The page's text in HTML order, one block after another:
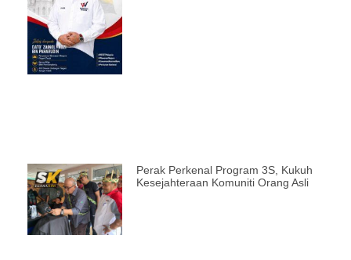
Perak Perkenal Program 3S, Kukuh
Kesejahteraan Komuniti Orang Asli